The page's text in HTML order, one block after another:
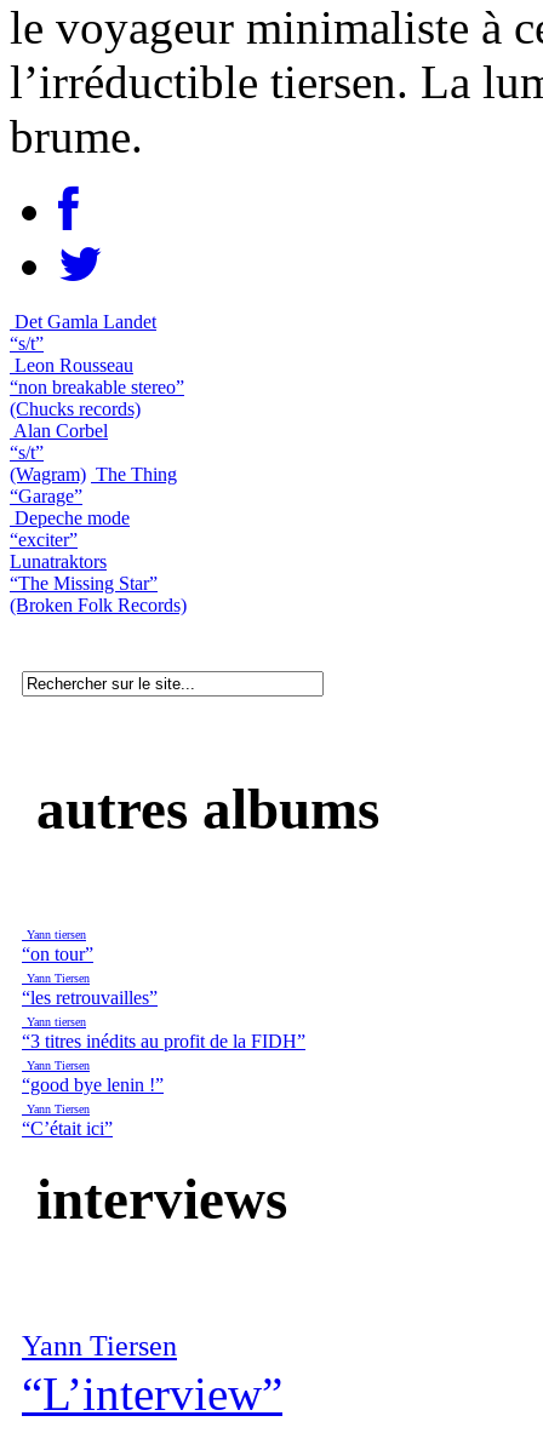
le voyageur minimaliste à
l’irréductible tiersen. La
brume.
Det Gamla Landet
“s/t”
Leon Rousseau
“non breakable stereo”
(Chucks records)
Alan Corbel
“s/t”
(Wagram) The Thing
“Garage”
Depeche mode
“exciter”
Lunatraktors
“The Missing Star”
(Broken Folk Records)
autres albums
Yann tiersen
“on tour”
Yann Tiersen
“les retrouvailles”
Yann tiersen
“3 titres inédits au profit de la FIDH”
Yann Tiersen
“good bye lenin !”
Yann Tiersen
“C’était ici”
interviews
Yann Tiersen
“L’interview”